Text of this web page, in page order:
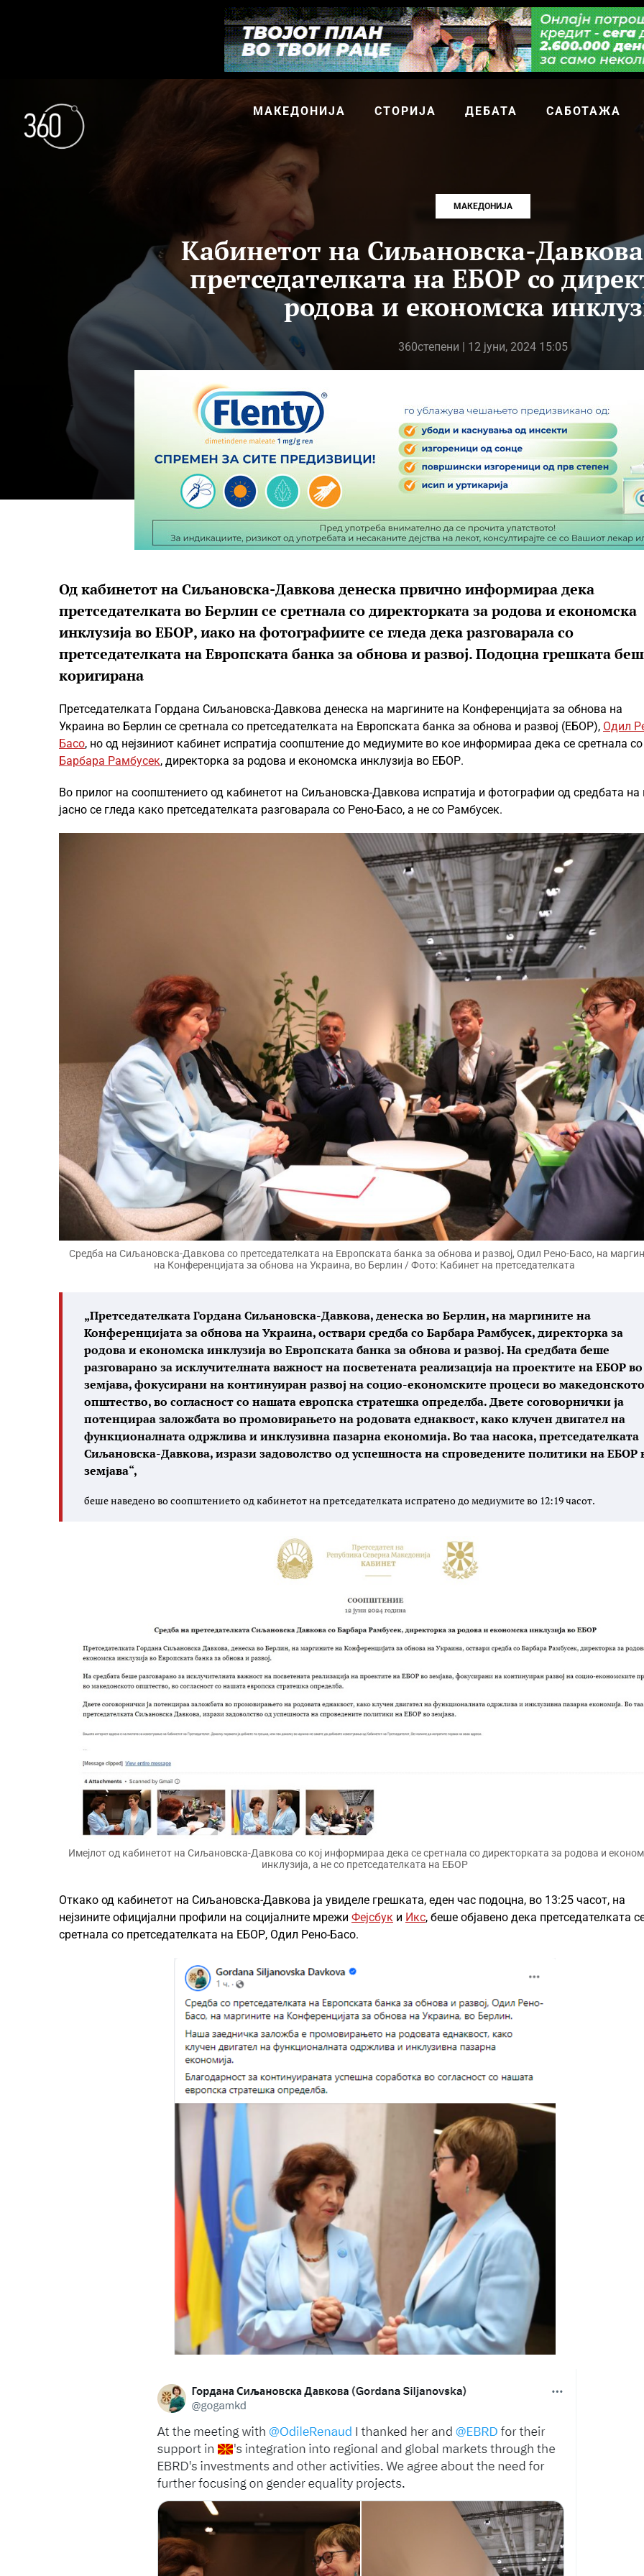
МАКЕДОНИЈА СТОРИЈА ДЕБАТА САБОТАЖА
МАКЕДОНИЈА
Кабинетот на Сиљановска-
претседателката на ЕБОР со
родова и економска
360степени | 12 јуни, 2024 15:05
Од кабинетот на Сиљановска-Давкова денеска првично информираа дека
претседателката во Берлин се сретнала со директорката за родова и економска
инклузија во ЕБОР, иако на фотографиите се гледа дека разговарала со
претседателката на Европската банка за обнова и развој. Подоцна грешката
коригирана
Претседателката Гордана Сиљановска-Давкова денеска на маргините на Конференцијата за обнова на
Украина во Берлин се сретнала со претседателката на Европската банка за обнова и развој (ЕБОР), Одил
Басо, но од нејзиниот кабинет испратија соопштение до медиумите во кое информираа дека се сретнала со
Барбара Рамбусек, директорка за родова и економска инклузија во ЕБОР.
Во прилог на соопштението од кабинетот на Сиљановска-Давкова испратија и фотографии од средбата на
јасно се гледа како претседателката разговарала со Рено-Басо, а не со Рамбусек.
Средба на Сиљановска-Давкова со претседателката на Европската банка за обнова и развој, Одил Рено-Басо, на
на Конференцијата за обнова на Украина, во Берлин / Фото: Кабинет на претседателката
„Претседателката Гордана Сиљановска-Давкова, денеска во Берлин, на маргините на
Конференцијата за обнова на Украина, оствари средба со Барбара Рамбусек, директорка за
родова и економска инклузија во Европската банка за обнова и развој. На средбата беше
разговарано за исклучителната важност на посветената реализација на проектите на ЕБОР во
земјава, фокусирани на континуиран развој на социо-економските процеси во македонското
општество, во согласност со нашата европска стратешка определба. Двете соговорнички ја
потенцираа заложбата во промовирањето на родовата еднаквост, како клучен двигател на
функционалната одржлива и инклузивна пазарна економија. Во таа насока, претседателката
Сиљановска-Давкова, изрази задоволство од успешноста на спроведените политики на ЕБОР
земјава“,
беше наведено во соопштението од кабинетот на претседателката испратено до медиумите во 12:19 часот.
Имејлот од кабинетот на Сиљановска-Давкова со кој информираа дека се сретнала со директорката за родова и
инклузија, а не со претседателката на ЕБОР
Откако од кабинетот на Сиљановска-Давкова ја увиделе грешката, еден час подоцна, во 13:25 часот, на
нејзините официјални профили на социјалните мрежи Фејсбук и Икс, беше објавено дека претседателката
сретнала со претседателката на ЕБОР, Одил Рено-Басо.